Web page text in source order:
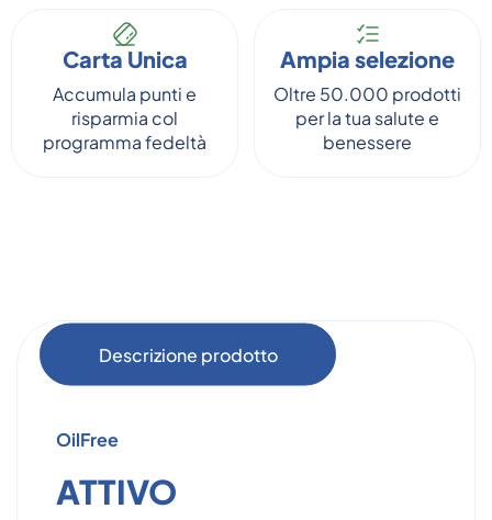
Carta Unica
Accumula punti e
risparmia col
programma fedeltà
Ampia selezione
Oltre 50.000 prodotti
per la tua salute e
benessere
Descrizione prodotto
OilFree
ATTIVO